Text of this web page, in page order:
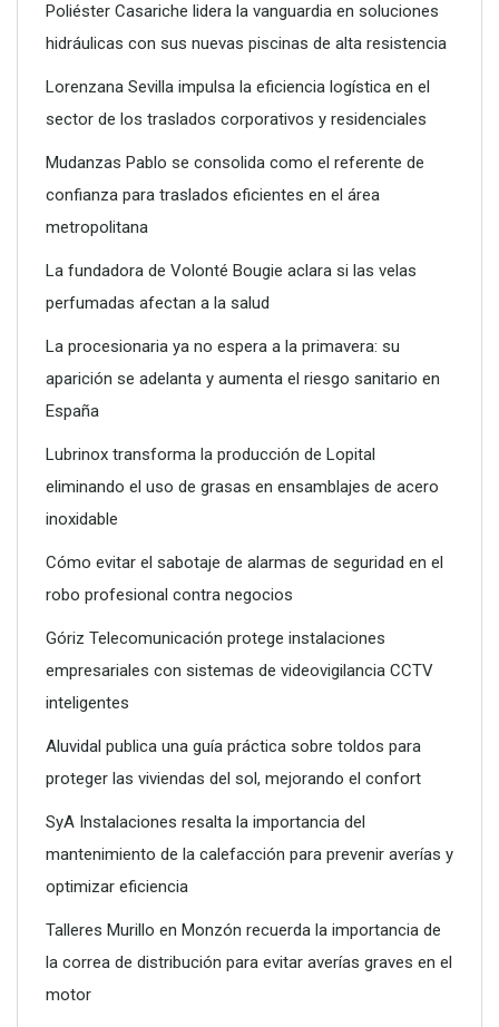
ciclismo: salud, confort y durabilidad
Poliéster Casariche lidera la vanguardia en soluciones
hidráulicas con sus nuevas piscinas de alta resistencia
Lorenzana Sevilla impulsa la eficiencia logística en el
sector de los traslados corporativos y residenciales
Mudanzas Pablo se consolida como el referente de
confianza para traslados eficientes en el área
metropolitana
La fundadora de Volonté Bougie aclara si las velas
perfumadas afectan a la salud
La procesionaria ya no espera a la primavera: su
aparición se adelanta y aumenta el riesgo sanitario en
España
Lubrinox transforma la producción de Lopital
eliminando el uso de grasas en ensamblajes de acero
inoxidable
Cómo evitar el sabotaje de alarmas de seguridad en el
robo profesional contra negocios
Góriz Telecomunicación protege instalaciones
empresariales con sistemas de videovigilancia CCTV
inteligentes
Aluvidal publica una guía práctica sobre toldos para
proteger las viviendas del sol, mejorando el confort
SyA Instalaciones resalta la importancia del
mantenimiento de la calefacción para prevenir averías y
optimizar eficiencia
Talleres Murillo en Monzón recuerda la importancia de
la correa de distribución para evitar averías graves en el
motor